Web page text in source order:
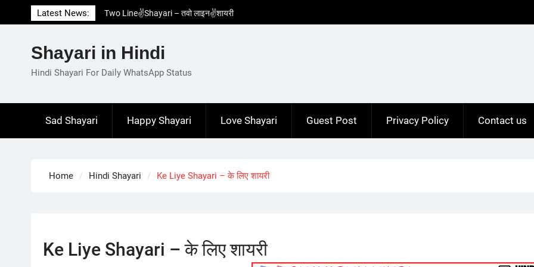
to
Latest News:
Two Line✌️Shayari – तवो लाइन✌️शायरी
Love😓Lines In Hindi – लव😓लाइन्स इन हिंदी
Love🥳Poetry In Hindi – लव🥳पोएट्री इन हिंदी
1 Line☝️Shayari In Hindi – १ लाइन☝️शायरी इन
Shayari in Hindi
Hindi Shayari For Daily WhatsApp Status
Sad Shayari Happy Shayari Love Shayari Guest Post Privacy Policy Contact us
Home Hindi Shayari Ke Liye Shayari – के लिए शायरी
Ke Liye Shayari – के लिए शायरी